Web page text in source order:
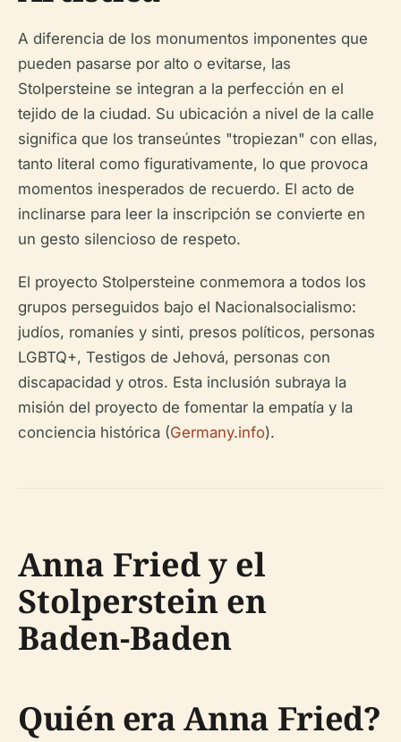
A diferencia de los monumentos imponentes que
pueden pasarse por alto o evitarse, las
Stolpersteine se integran a la perfección en el
tejido de la ciudad. Su ubicación a nivel de la calle
significa que los transeúntes "tropiezan" con ellas,
tanto literal como figurativamente, lo que provoca
momentos inesperados de recuerdo. El acto de
inclinarse para leer la inscripción se convierte en
un gesto silencioso de respeto.
El proyecto Stolpersteine conmemora a todos los
grupos perseguidos bajo el Nacionalsocialismo:
judíos, romaníes y sinti, presos políticos, personas
LGBTQ+, Testigos de Jehová, personas con
discapacidad y otros. Esta inclusión subraya la
misión del proyecto de fomentar la empatía y la
conciencia histórica (Germany.info).
Anna Fried y el
Stolperstein en
Baden-Baden
Quién era Anna Fried?